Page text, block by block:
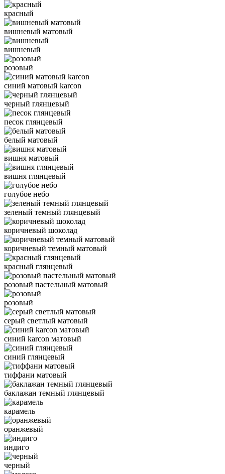
красный
вишневый матовый
вишневый
розовый
синий матовый karcon
черный глянцевый
песок глянцевый
белый матовый
вишня матовый
вишня глянцевый
голубое небо
зеленый темный глянцевый
коричневый шоколад
коричневый темный матовый
красный глянцевый
розовый пастельный матовый
розовый
серый светлый матовый
синий karcon матовый
синий глянцевый
тиффани матовый
баклажан темный глянцевый
карамель
оранжевый
индиго
черный